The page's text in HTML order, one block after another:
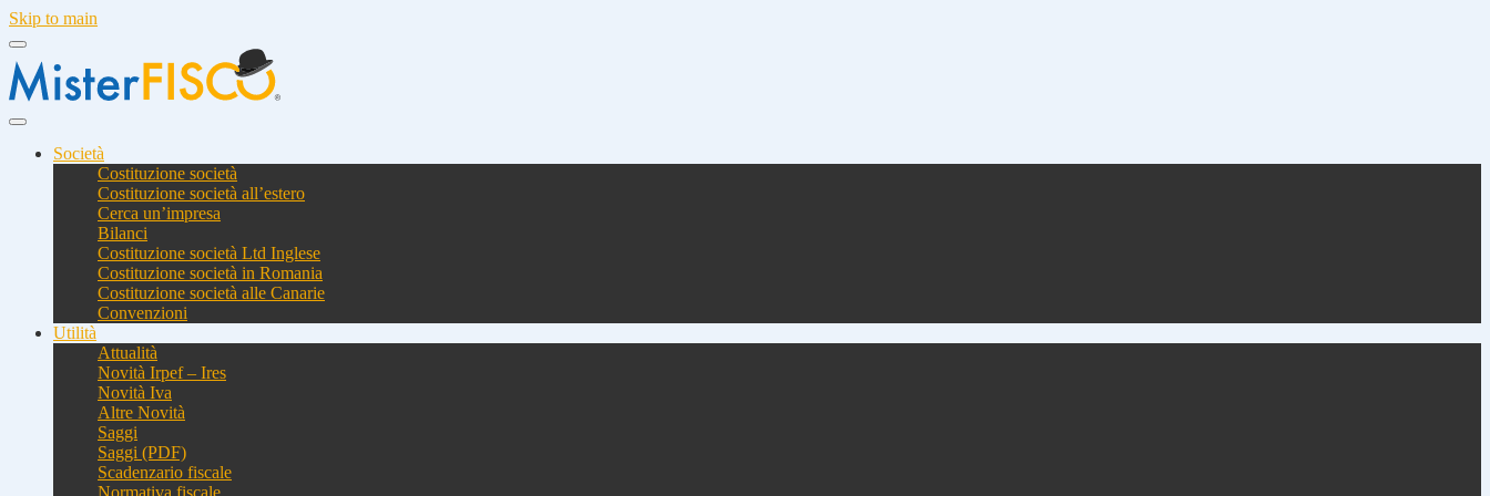
Skip to main
Società
Costituzione società
Costituzione società all’estero
Cerca un’impresa
Bilanci
Costituzione società Ltd Inglese
Costituzione società in Romania
Costituzione società alle Canarie
Convenzioni
Utilità
Attualità
Novità Irpef – Ires
Novità Iva
Altre Novità
Saggi
Saggi (PDF)
Scadenzario fiscale
Normativa fiscale